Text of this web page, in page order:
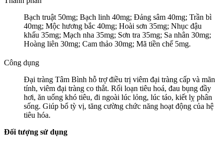
Bạch truật 50mg; Bạch linh 40mg; Đảng sâm 40mg; Trần bì
40mg; Mộc hương bắc 40mg; Hoài sơn 35mg; Nhục đậu
khấu 35mg; Mạch nha 35mg; Sơn tra 35mg; Sa nhân 30mg;
Hoàng liên 30mg; Cam thảo 30mg; Mã tiền chế 5mg.
Công dụng
Đại tràng Tâm Bình hỗ trợ điều trị viêm đại tràng cấp và mãn
tính, viêm đại tràng co thắt. Rối loạn tiêu hoá, đau bụng đầy
hơi, ăn uống khó tiêu, đi ngoài lúc lỏng, lúc táo, kiết lỵ phân
sống. Giúp bổ tỳ vị, tăng cường chức năng hoạt động của hệ
tiêu hóa.
Đối tượng sử dụng